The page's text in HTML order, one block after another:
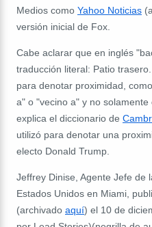
Medios como Yahoo Noticias
versión inicial de Fox.
Cabe aclarar que en inglés
traducción literal: Patio
para denotar proximidad,
a" o "vecino a" y no
explica el diccionario de
utilizó para denotar una
electo Donald Trump.
Jeffrey Dinise, Agente Jefe de
Estados Unidos en Miami,
(archivado aquí) el 10 de